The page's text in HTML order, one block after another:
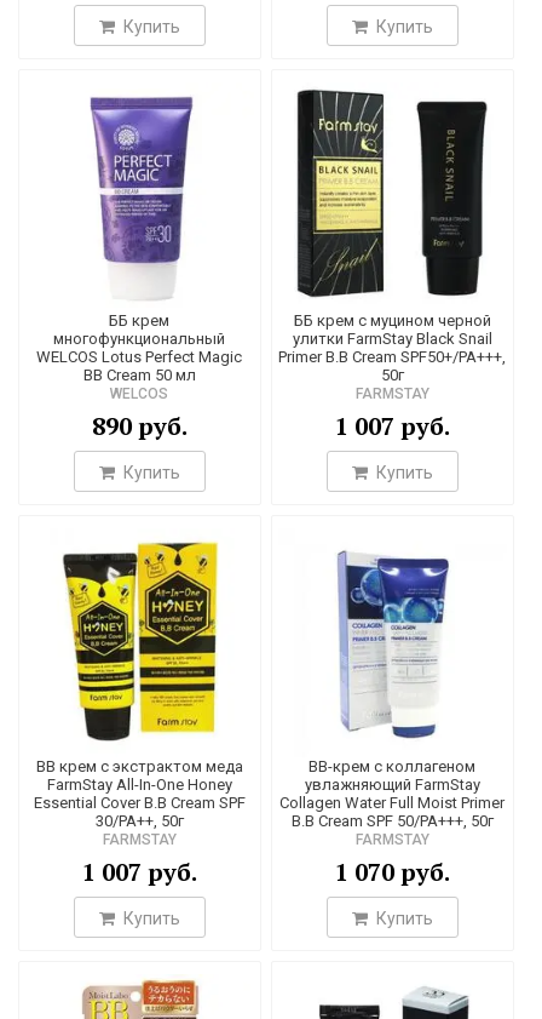
Купить Купить
ББ крем
многофункциональный
WELCOS Lotus Perfect Magic
BB Cream 50 мл
WELCOS
890 руб.
Купить
ББ крем с муцином черной
улитки FarmStay Black Snail
Primer B.B Cream SPF50+/PA+++,
50г
FARMSTAY
1 007 руб.
Купить
ВВ крем с экстрактом меда
FarmStay All-In-One Honey
Essential Cover B.B Cream SPF
30/PA++, 50г
FARMSTAY
1 007 руб.
Купить
ВВ-крем с коллагеном
увлажняющий FarmStay
Collagen Water Full Moist Primer
B.B Cream SPF 50/PA+++, 50г
FARMSTAY
1 070 руб.
Купить